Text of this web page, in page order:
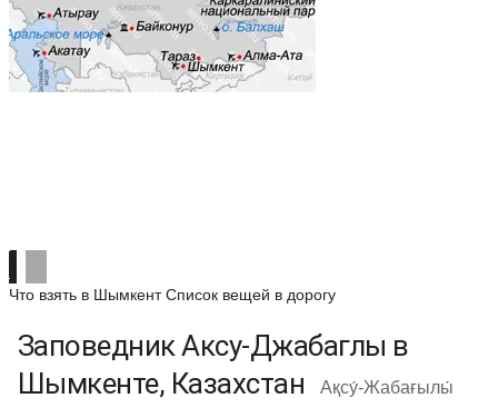
Что взять в Шымкент Список вещей в дорогу
Заповедник Аксу-Джабаглы в
Шымкенте, Казахстан
Ақсу́-Жабағылы́